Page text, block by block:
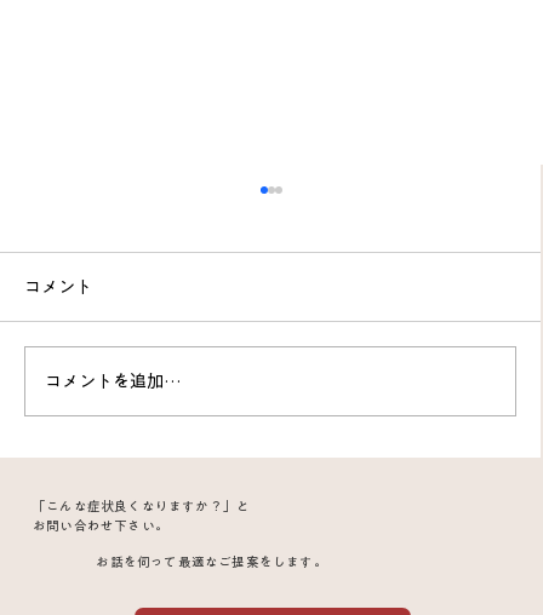
「こんな症状良くなりますか？」と
お問い合わせ下さい。
お話を伺って最適なご提案をします。
いほどの痛みを治した経過と注意点
コメント
コメントを追加…